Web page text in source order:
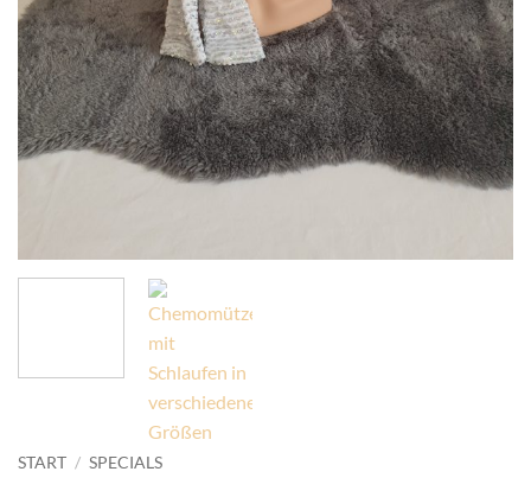
START / SPECIALS